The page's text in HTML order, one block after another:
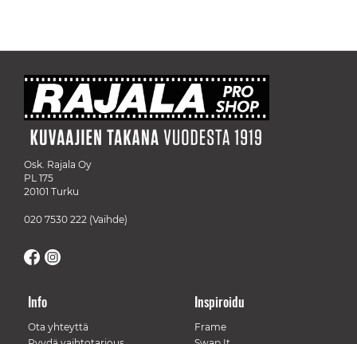
Osk. Rajala Oy
PL 175
20101 Turku
020 7530 222 (Vaihde)
Info
Ota yhteyttä
Inspiroidu
Frame